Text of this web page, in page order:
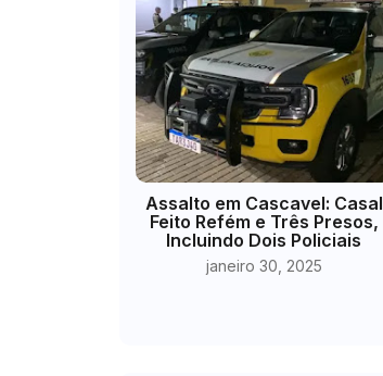
Assalto em Cascavel: Casal
Feito Refém e Três Presos,
Incluindo Dois Policiais
janeiro 30, 2025